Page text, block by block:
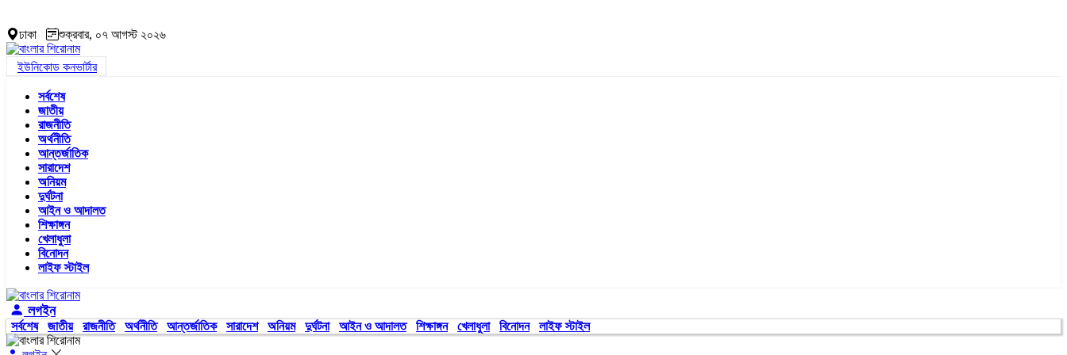
ঢাকা শুক্রবার, ০৭ আগস্ট ২০২৬
ইউনিকোড কনভার্টার
সর্বশেষ
জাতীয়
রাজনীতি
অর্থনীতি
আন্তর্জাতিক
সারাদেশ
অনিয়ম
দুর্ঘটনা
আইন ও আদালত
শিক্ষাঙ্গন
খেলাধুলা
বিনোদন
লাইফ স্টাইল
লগইন
সর্বশেষ জাতীয় রাজনীতি অর্থনীতি আন্তর্জাতিক সারাদেশ অনিয়ম দুর্ঘটনা আইন ও আদালত শিক্ষাঙ্গন খেলাধুলা বিনোদন লাইফ স্টাইল